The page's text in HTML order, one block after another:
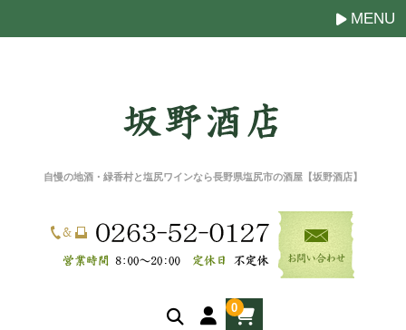
自慢の地酒・緑香村と塩尻ワインなら長野県塩尻市の酒屋【坂野酒店】
0
MENU